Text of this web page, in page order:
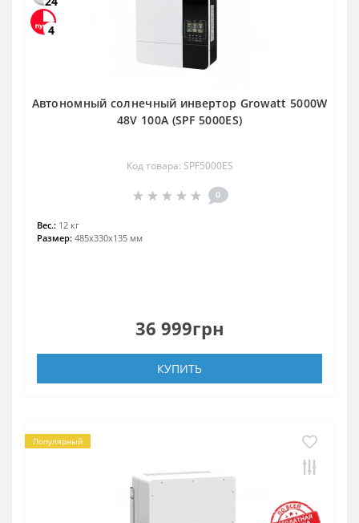
4
Автономный солнечный инвертор Growatt 5000W
48V 100A (SPF 5000ES)
Код товара: SPF5000ES
0
Вес.: 12 кг
Размер: 485х330х135 мм
36 999грн
КУПИТЬ
Популярный